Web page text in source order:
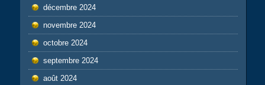
décembre 2024
novembre 2024
octobre 2024
septembre 2024
août 2024